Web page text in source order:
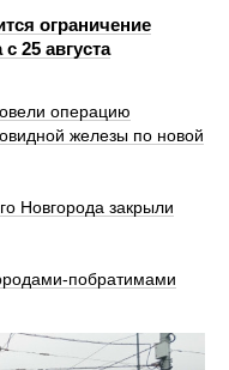
ограничение
25 августа
операцию
железы по новой
Новгорода закрыли
побратимами